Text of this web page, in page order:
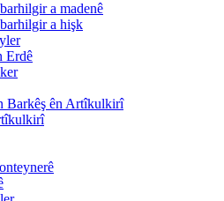
a madenê
a hişk
Erdê
Barkêş ên Artîkulkirî